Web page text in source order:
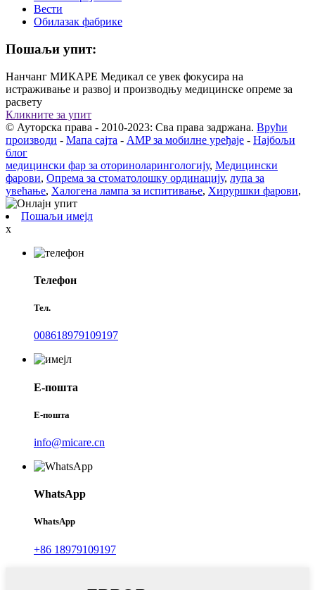
Вести
Обилазак фабрике
Пошаљи упит:
Нанчанг МИКАРЕ Медикал се увек фокусира на
истраживање и развој и производњу медицинске опреме за
расвету
Кликните за упит
© Ауторска права - 2010-2023: Сва права задржана. Врући
производи - Мапа сајта - AMP за мобилне уређаје - Најбољи
блог
медицински фар за оториноларингологију, Медицински
фарови, Опрема за стоматолошку ординацију, лупа за
увећање, Халогена лампа за испитивање, Хируршки фарови,
Пошаљи имејл
x
Телефон
Тел.
008618979109197
Е-пошта
Е-пошта
info@micare.cn
WhatsApp
WhatsApp
+86 18979109197